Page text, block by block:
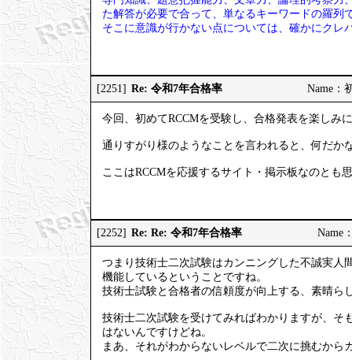
た解答が必要で合って、単なるキーワードの羅列
そこに意識が行かない点については、確かにクレ
[2251] Re: 令和7年合格率 Name：
今回、初めてRCCMを受験し、合格発表を楽しみ
通りすがり様のようなことを言われると、何だか
ここはRCCMを応援するサイト・掲示板なのとも
[2252] Re: Re: 令和7年合格率 Name
つまり技術士二次試験はカンニングした不誠実人
機能しているということですね。
技術士試験と合格者の信頼度が向上する、素晴ら
技術士二次試験を受けてみればわかりますが、そ
はないんですけどね。
まあ、それがわからないレベルで二次に挑むから